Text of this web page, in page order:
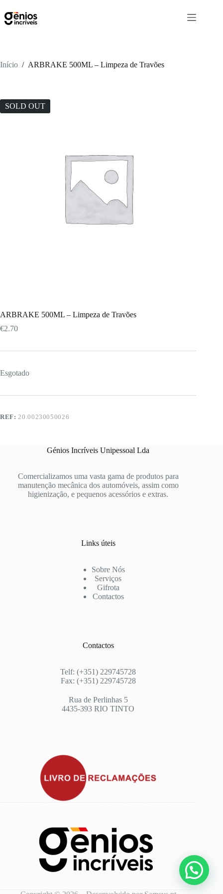
Início / ARBRAKE 500ML – Limpeza de Travões
SOLD OUT
ARBRAKE 500ML – Limpeza de Travões
€2.70
Esgotado
REF: 20.00230050026
Génios Incríveis Unipessoal Lda
Comercializamos uma vasta gama de produtos para
manutenção mecânica dos automóveis, assim como
higienização, e pequenos acessórios e extras.
Links úteis
Sobre Nós
Serviços
Gifrota
Contactos
Contactos
Telf: (+351) 229745728
Fax: (+351) 229745728
Rua de Perlinhas 5
4435-393 RIO TINTO